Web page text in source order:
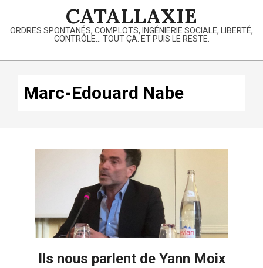
content
CATALLAXIE
ORDRES SPONTANÉS, COMPLOTS, INGÉNIERIE SOCIALE, LIBERTÉ,
CONTRÔLE… TOUT ÇA. ET PUIS LE RESTE.
Primary
Marc-Edouard Nabe
Ils nous parlent de Yann Moix